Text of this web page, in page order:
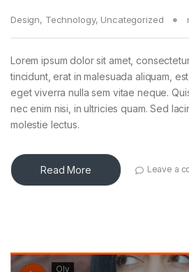
Design, Technology, Uncategorized
Lorem ipsum dolor sit amet,
tincidunt, erat in malesuada aliquam,
eget viverra nulla sem vitae neque.
nec enim nisi, in ultricies quam. Sed
molestie lectus.
Read More Leave a